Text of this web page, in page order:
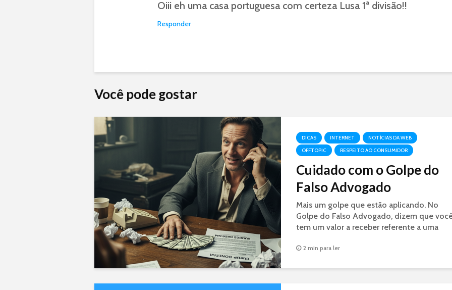
Oiii eh uma casa portuguesa com certeza Lusa 1ª divisão!!
Responder
Você pode gostar
DICAS INTERNET
NOTÍCIAS DA WEB
OFFTOPIC
RESPEITO AO CONSUMIDOR
Cuidado com o Golpe do
Falso Advogado
Mais um golpe que estão aplicando. No
Golpe do Falso Advogado, dizem que
tem um valor a receber referente a uma
2 min para ler